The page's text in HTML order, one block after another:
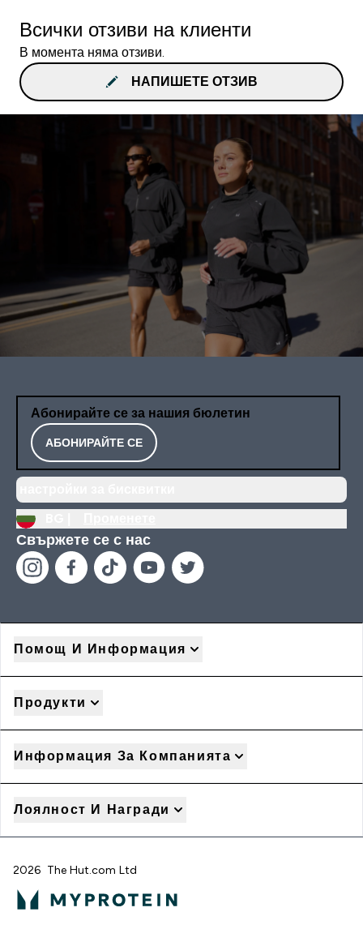
Всички отзиви на клиенти
В момента няма отзиви.
НАПИШЕТЕ ОТЗИВ
Абонирайте се за нашия бюлетин
АБОНИРАЙТЕ СЕ
Свържете се с нас
Помощ И Информация
Продукти
Информация За Компанията
Лоялност И Награди
2026 The Hut.com Ltd